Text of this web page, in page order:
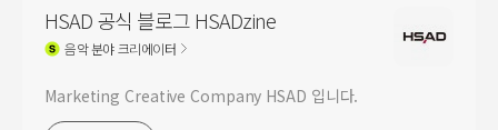
HSAD 공식 블로그 HSADzine
음악분야 크리에이터
Marketing Creative Company HSAD 입니다.